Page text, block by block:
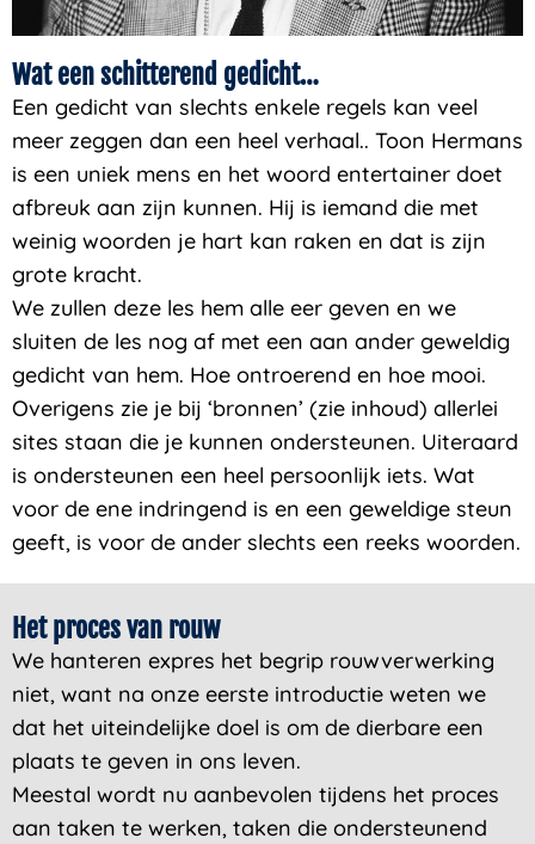
Wat een schitterend gedicht…
Een gedicht van slechts enkele regels kan veel
meer zeggen dan een heel verhaal.. Toon Hermans
is een uniek mens en het woord entertainer doet
afbreuk aan zijn kunnen. Hij is iemand die met
weinig woorden je hart kan raken en dat is zijn
grote kracht.
We zullen deze les hem alle eer geven en we
sluiten de les nog af met een aan ander geweldig
gedicht van hem. Hoe ontroerend en hoe mooi.
Overigens zie je bij ‘bronnen’ (zie inhoud) allerlei
sites staan die je kunnen ondersteunen. Uiteraard
is ondersteunen een heel persoonlijk iets. Wat
voor de ene indringend is en een geweldige steun
geeft, is voor de ander slechts een reeks woorden.
Het proces van rouw
We hanteren expres het begrip rouwverwerking
niet, want na onze eerste introductie weten we
dat het uiteindelijke doel is om de dierbare een
plaats te geven in ons leven.
Meestal wordt nu aanbevolen tijdens het proces
aan taken te werken, taken die ondersteunend